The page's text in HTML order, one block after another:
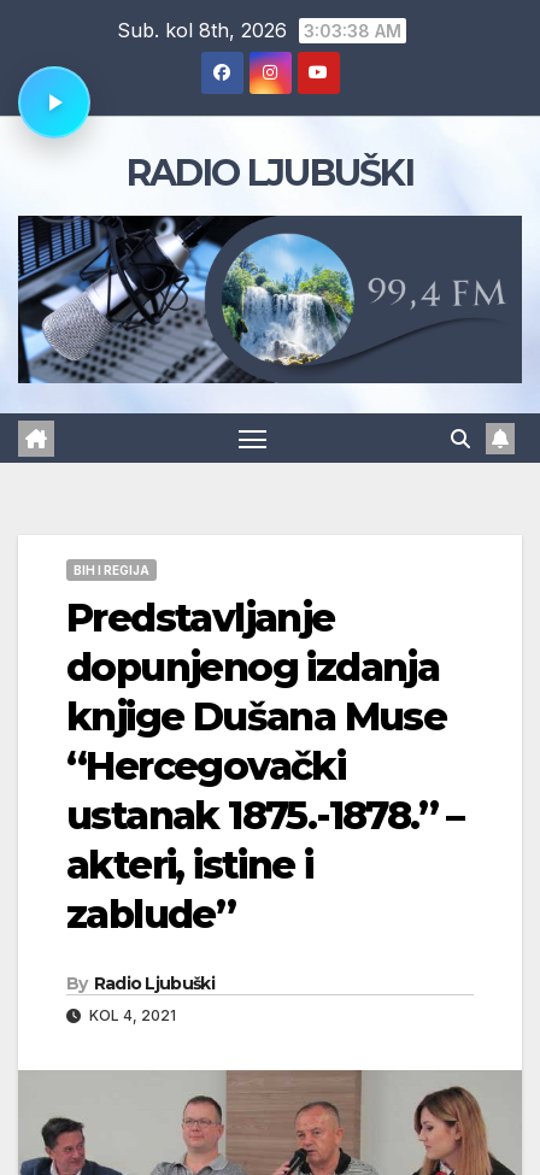
content
Sub. kol 8th, 2026 3:03:39 AM
RADIO LJUBUŠKI
BIH I REGIJA
Predstavljanje
dopunjenog izdanja
knjige Dušana Muse
“Hercegovački
ustanak 1875.-1878.” –
akteri, istine i
zablude”
By Radio Ljubuški
KOL 4, 2021